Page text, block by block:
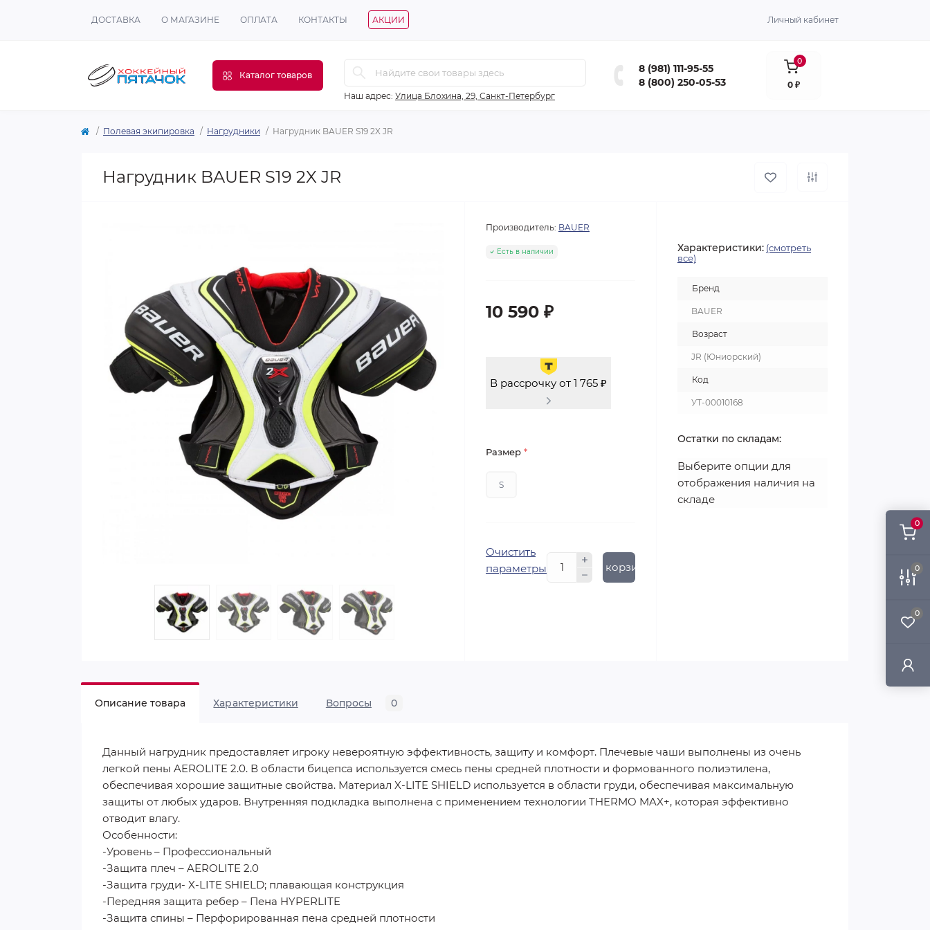
0
0
0
ДОСТАВКА О МАГАЗИНЕ ОПЛАТА КОНТАКТЫ АКЦИИ Личный кабинет
Каталог товаров
Наш адрес: Улица Блохина, 29, Санкт-Петербург
8 (981) 111-95-55
8 (800) 250-05-53
0
0 ₽
Полевая экипировка Нагрудники Нагрудник BAUER S19 2X JR
Нагрудник BAUER S19 2X JR
Производитель: BAUER
Есть в наличии
10 590 ₽
В рассрочку от 1 765 ₽
Размер *
S
Очистить
параметры
В корзину
Характеристики: (смотреть
все)
Бренд
BAUER
Возраст
JR (Юниорский)
Код
УТ-00010168
Остатки по складам:
Выберите опции для
отображения наличия на
складе
Описание товара Характеристики Вопросы 0
Данный нагрудник предоставляет игроку невероятную эффективность, защиту и комфорт. Плечевые чаши выполнены из очень
легкой пены AEROLITE 2.0. В области бицепса используется смесь пены средней плотности и формованного полиэтилена,
обеспечивая хорошие защитные свойства. Материал X-LITE SHIELD используется в области груди, обеспечивая максимальную
защиты от любых ударов. Внутренняя подкладка выполнена с применением технологии THERMO MAX+, которая эффективно
отводит влагу.
Особенности:
-Уровень – Профессиональный
-Защита плеч – AEROLITE 2.0
-Защита груди- X-LITE SHIELD; плавающая конструкция
-Передняя защита ребер – Пена HYPERLITE
-Защита спины – Перфорированная пена средней плотности